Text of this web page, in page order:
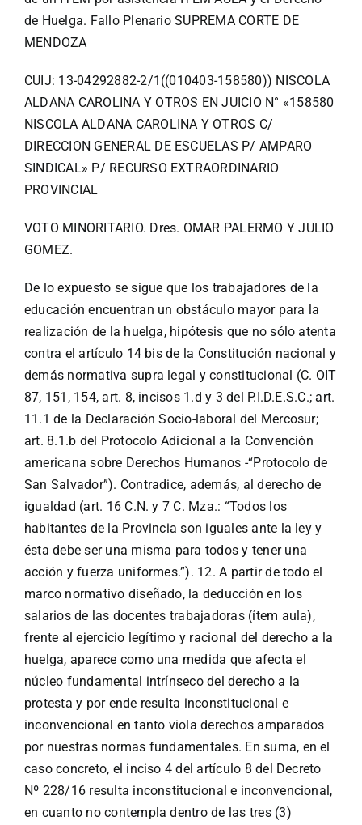
de Huelga. Fallo Plenario SUPREMA CORTE DE
MENDOZA
CUIJ: 13-04292882-2/1((010403-158580)) NISCOLA
ALDANA CAROLINA Y OTROS EN JUICIO N° «158580
NISCOLA ALDANA CAROLINA Y OTROS C/
DIRECCION GENERAL DE ESCUELAS P/ AMPARO
SINDICAL» P/ RECURSO EXTRAORDINARIO
PROVINCIAL
VOTO MINORITARIO. Dres. OMAR PALERMO Y JULIO
GOMEZ.
De lo expuesto se sigue que los trabajadores de la
educación encuentran un obstáculo mayor para la
realización de la huelga, hipótesis que no sólo atenta
contra el artículo 14 bis de la Constitución nacional y
demás normativa supra legal y constitucional (C. OIT
87, 151, 154, art. 8, incisos 1.d y 3 del P.I.D.E.S.C.; art.
11.1 de la Declaración Socio-laboral del Mercosur;
art. 8.1.b del Protocolo Adicional a la Convención
americana sobre Derechos Humanos -“Protocolo de
San Salvador”). Contradice, además, al derecho de
igualdad (art. 16 C.N. y 7 C. Mza.: “Todos los
habitantes de la Provincia son iguales ante la ley y
ésta debe ser una misma para todos y tener una
acción y fuerza uniformes.”). 12. A partir de todo el
marco normativo diseñado, la deducción en los
salarios de las docentes trabajadoras (ítem aula),
frente al ejercicio legítimo y racional del derecho a la
huelga, aparece como una medida que afecta el
núcleo fundamental intrínseco del derecho a la
protesta y por ende resulta inconstitucional e
inconvencional en tanto viola derechos amparados
por nuestras normas fundamentales. En suma, en el
caso concreto, el inciso 4 del artículo 8 del Decreto
Nº 228/16 resulta inconstitucional e inconvencional,
en cuanto no contempla dentro de las tres (3)